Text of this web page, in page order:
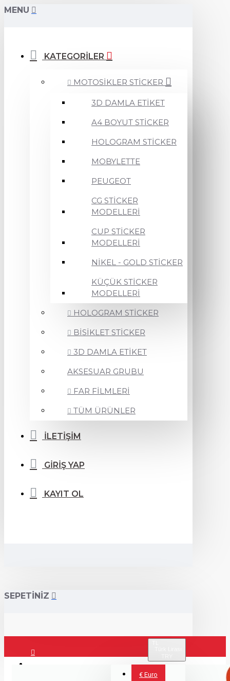
MENU
KATEGORİLER
MOTOSİKLER STİCKER
3D DAMLA ETİKET
A4 BOYUT STİCKER
HOLOGRAM STİCKER
MOBYLETTE
PEUGEOT
CG STİCKER
MODELLERİ
CUP STİCKER
MODELLERİ
NİKEL - GOLD STİCKER
KÜÇÜK STİCKER
MODELLERİ
HOLOGRAM STİCKER
BİSİKLET STİCKER
3D DAMLA ETİKET
AKSESUAR GRUBU
FAR FİLMLERİ
TÜM ÜRÜNLER
İLETİŞİM
GİRİŞ YAP
KAYIT OL
SEPETİNİZ
€ Euro